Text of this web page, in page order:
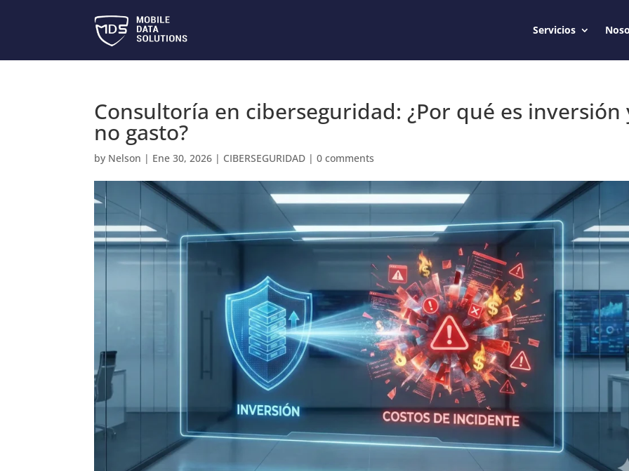
Servicios
Consultoría en ciberseguridad: ¿Por qué es inversión
no gasto?
by Nelson | Ene 30, 2026 | CIBERSEGURIDAD |0 comments